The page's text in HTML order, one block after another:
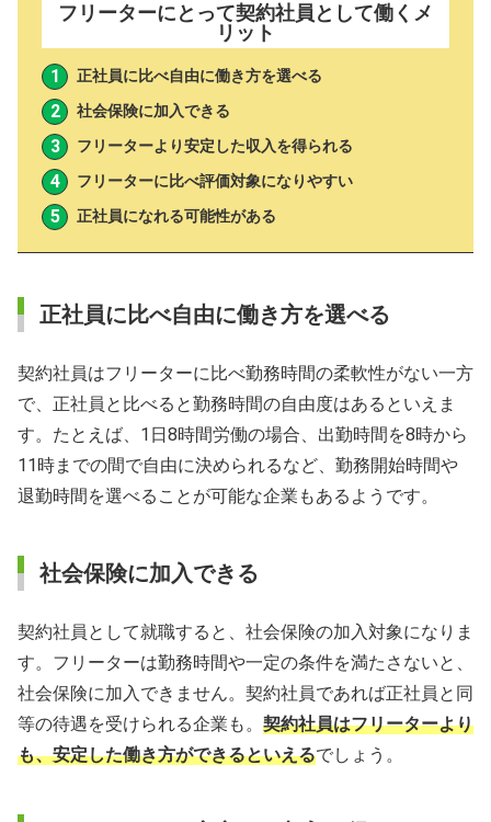
フリーターにとって契約社員として働くメ
リット
正社員に比べ自由に働き方を選べる
社会保険に加入できる
フリーターより安定した収入を得られる
フリーターに比べ評価対象になりやすい
正社員になれる可能性がある
正社員に比べ自由に働き方を選べる
契約社員はフリーターに比べ勤務時間の柔軟性がない一方
で、正社員と比べると勤務時間の自由度はあるといえま
す。たとえば、1日8時間労働の場合、出勤時間を8時から
11時までの間で自由に決められるなど、勤務開始時間や
退勤時間を選べることが可能な企業もあるようです。
社会保険に加入できる
契約社員として就職すると、社会保険の加入対象になりま
す。フリーターは勤務時間や一定の条件を満たさないと、
社会保険に加入できません。契約社員であれば正社員と同
等の待遇を受けられる企業も。 契約社員はフリーターより
も、安定した働き方ができるといえるでしょう。